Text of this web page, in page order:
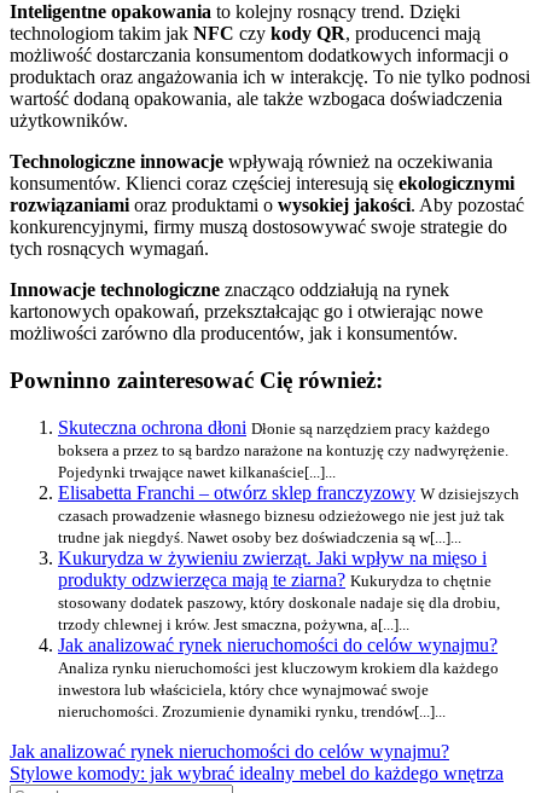
Inteligentne opakowania to kolejny rosnący trend. Dzięki
technologiom takim jak NFC czy kody QR, producenci mają
możliwość dostarczania konsumentom dodatkowych informacji o
produktach oraz angażowania ich w interakcję. To nie tylko podnosi
wartość dodaną opakowania, ale także wzbogaca doświadczenia
użytkowników.
Technologiczne innowacje wpływają również na oczekiwania
konsumentów. Klienci coraz częściej interesują się ekologicznymi
rozwiązaniami oraz produktami o wysokiej jakości. Aby pozostać
konkurencyjnymi, firmy muszą dostosowywać swoje strategie do
tych rosnących wymagań.
Innowacje technologiczne znacząco oddziałują na rynek
kartonowych opakowań, przekształcając go i otwierając nowe
możliwości zarówno dla producentów, jak i konsumentów.
Powninno zainteresować Cię również:
Skuteczna ochrona dłoni Dłonie są narzędziem pracy każdego
boksera a przez to są bardzo narażone na kontuzję czy nadwyrężenie.
Pojedynki trwające nawet kilkanaście[...]...
Elisabetta Franchi – otwórz sklep franczyzowy W dzisiejszych
czasach prowadzenie własnego biznesu odzieżowego nie jest już tak
trudne jak niegdyś. Nawet osoby bez doświadczenia są w[...]...
Kukurydza w żywieniu zwierząt. Jaki wpływ na mięso i
produkty odzwierzęca mają te ziarna? Kukurydza to chętnie
stosowany dodatek paszowy, który doskonale nadaje się dla drobiu,
trzody chlewnej i krów. Jest smaczna, pożywna, a[...]...
Jak analizować rynek nieruchomości do celów wynajmu?
Analiza rynku nieruchomości jest kluczowym krokiem dla każdego
inwestora lub właściciela, który chce wynajmować swoje
nieruchomości. Zrozumienie dynamiki rynku, trendów[...]...
Nawigacja
Previous
Post:
Jak analizować rynek nieruchomości do celów wynajmu?
Next
Stylowe komody: jak wybrać idealny mebel do każdego wnętrza